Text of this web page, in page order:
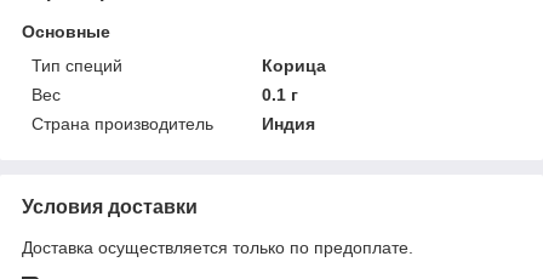
Основные
Тип специй
Корица
Вес
0.1 г
Страна производитель
Индия
Условия доставки
Доставка осуществляется только по предоплате.